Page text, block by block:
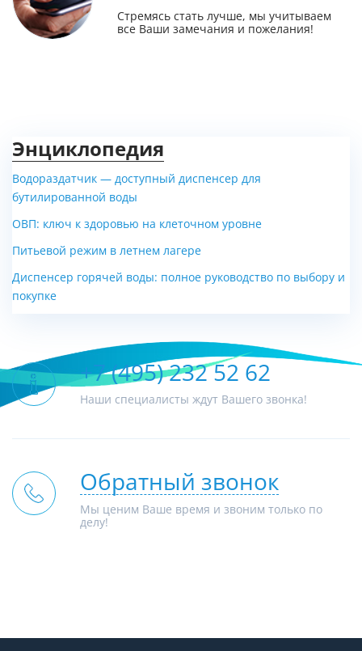
Стремясь стать лучше, мы учитываем
все Ваши замечания и пожелания!
Энциклопедия
Водораздатчик — доступный диспенсер для
бутилированной воды
ОВП: ключ к здоровью на клеточном уровне
Питьевой режим в летнем лагере
Диспенсер горячей воды: полное руководство по выбору и
покупке
+7 (495) 232 52 62
Наши специалисты ждут Вашего звонка!
Обратный звонок
Мы ценим Ваше время и звоним только по
делу!